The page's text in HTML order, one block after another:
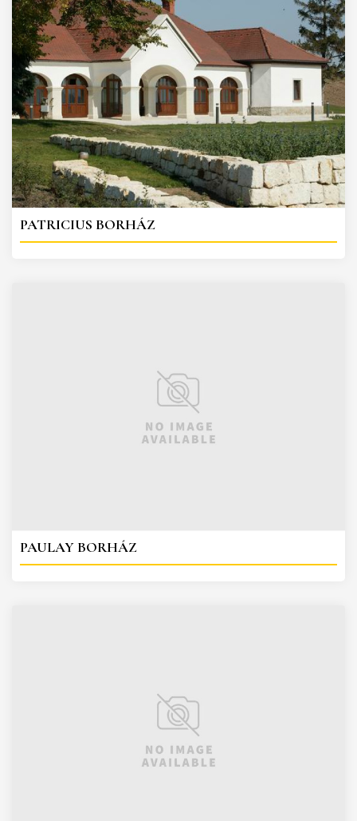
PATRICIUS BORHÁZ
PAULAY BORHÁZ